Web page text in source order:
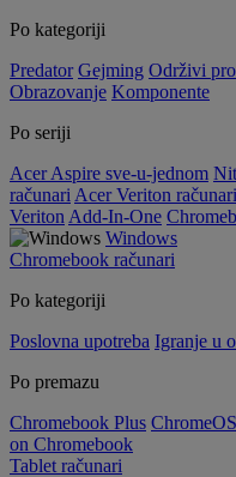
Po kategoriji
Predator Gejming Održivi
Obrazovanje Komponente
Po seriji
Acer Aspire sve-u-jednom
računari Acer Veriton
Veriton Add-In-One
Windows
Chromebook računari
Po kategoriji
Poslovna upotreba Igranje u
Po premazu
Chromebook Plus
on Chromebook
Tablet računari